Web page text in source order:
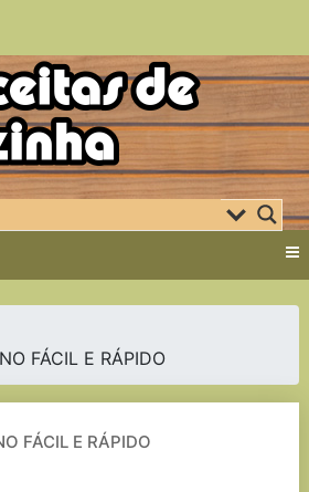
FÁCIL E RÁPIDO
FÁCIL E RÁPIDO